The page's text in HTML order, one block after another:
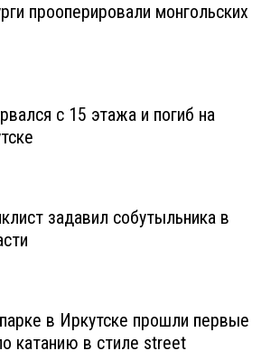
прооперировали монгольских
с 15 этажа и погиб на
задавил собутыльника в
в Иркутске прошли первые
катанию в стиле street